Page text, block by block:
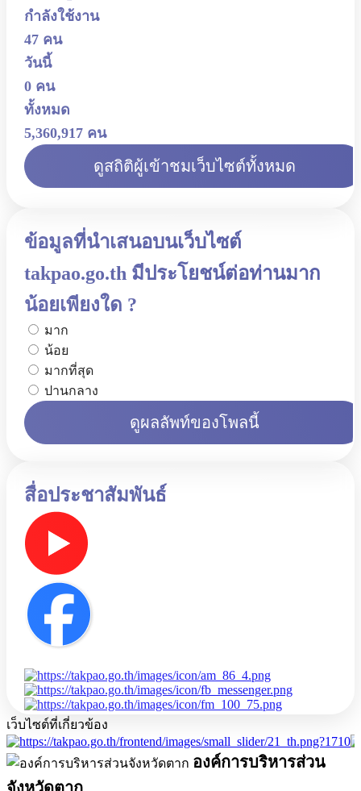
กำลังใช้งาน
47 คน
วันนี้
0 คน
ทั้งหมด
5,360,917 คน
ดูสถิติผู้เข้าชมเว็บไซต์ทั้งหมด
ข้อมูลที่นำเสนอบนเว็บไซต์
takpao.go.th มีประโยชน์ต่อท่านมาก
น้อยเพียงใด ?
มาก
น้อย
มากที่สุด
ปานกลาง
ดูผลลัพท์ของโพลนี้
สื่อประชาสัมพันธ์
เว็บไซต์ที่เกี่ยวข้อง
องค์การบริหารส่วน